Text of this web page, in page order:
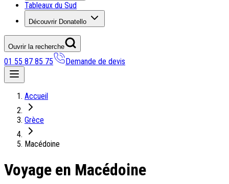
Tableaux du Sud
Découvrir Donatello
Ouvrir la recherche
01 55 87 85 75 Demande de devis
Nos coups de coeur
On adore
Notre nouveauté : Madère douceur Atlantique
Mais aussi
Accueil
Grèce
Macédoine
Voyage en Macédoine